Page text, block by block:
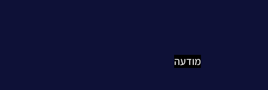
מודעה